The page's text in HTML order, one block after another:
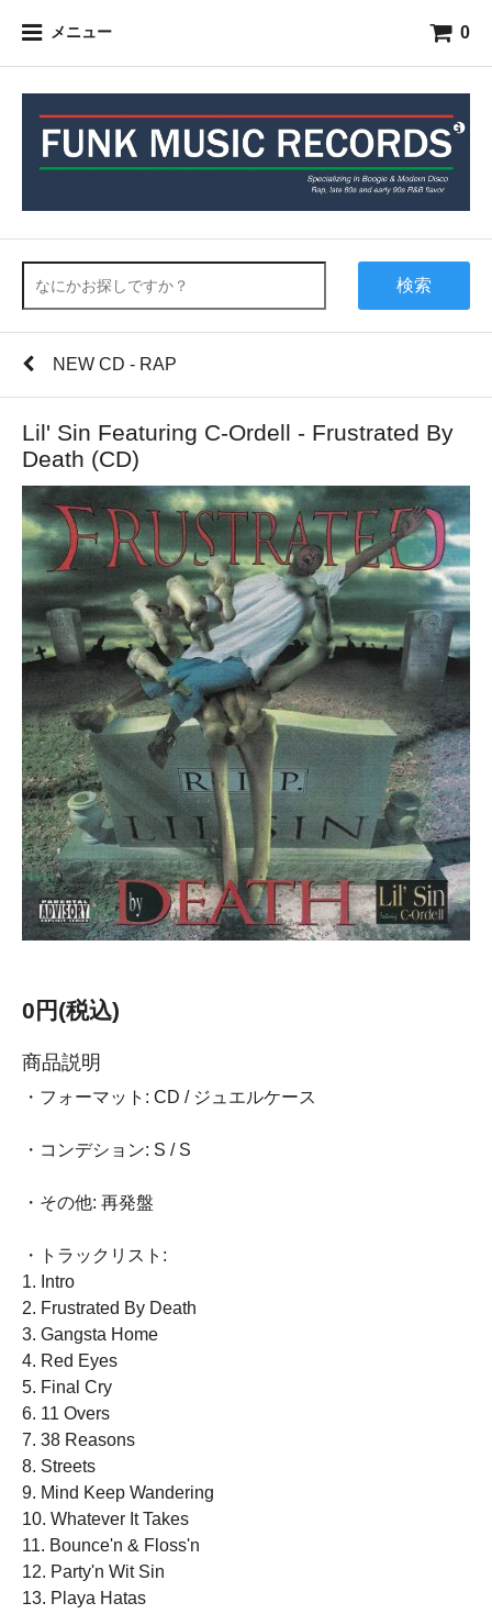
メニュー 0
検索
NEW CD - RAP
Lil' Sin Featuring C-Ordell - Frustrated By
Death (CD)
0円(税込)
商品説明
・フォーマット: CD / ジュエルケース
・コンデション: S / S
・その他: 再発盤
・トラックリスト:
1. Intro
2. Frustrated By Death
3. Gangsta Home
4. Red Eyes
5. Final Cry
6. 11 Overs
7. 38 Reasons
8. Streets
9. Mind Keep Wandering
10. Whatever It Takes
11. Bounce'n & Floss'n
12. Party'n Wit Sin
13. Playa Hatas